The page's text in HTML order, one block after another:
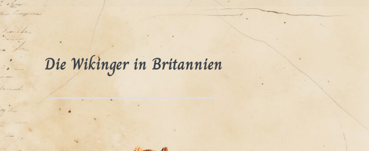
Die Wikinger in Britannien